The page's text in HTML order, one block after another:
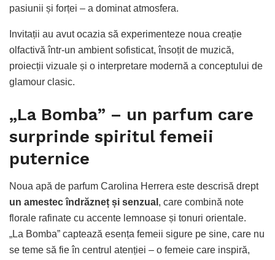
pasiunii și forței – a dominat atmosfera.
Invitații au avut ocazia să experimenteze noua creație
olfactivă într-un ambient sofisticat, însoțit de muzică,
proiecții vizuale și o interpretare modernă a conceptului de
glamour clasic.
„La Bomba” – un parfum care
surprinde spiritul femeii
puternice
Noua apă de parfum Carolina Herrera este descrisă drept
un amestec îndrăzneț și senzual , care combină note
florale rafinate cu accente lemnoase și tonuri orientale.
„La Bomba” captează esența femeii sigure pe sine, care nu
se teme să fie în centrul atenției – o femeie care inspiră,